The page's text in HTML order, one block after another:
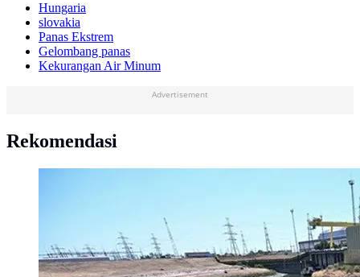
Hungaria
slovakia
Panas Ekstrem
Gelombang panas
Kekurangan Air Minum
Advertisement
Rekomendasi